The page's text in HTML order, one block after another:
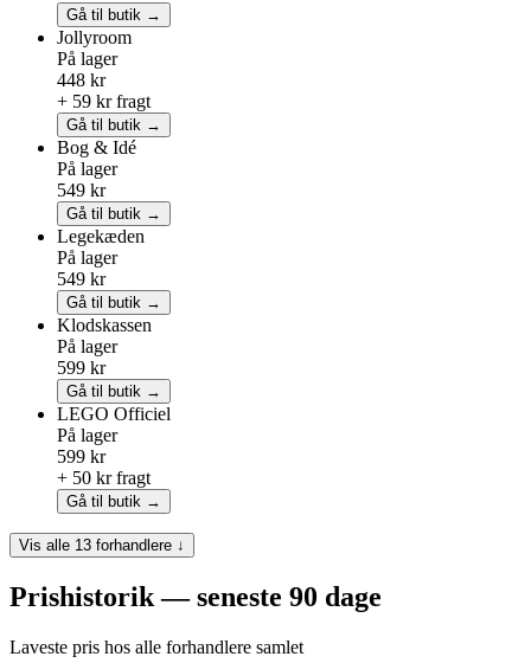
Gå til butik →
Jollyroom
På lager
448 kr
+ 59 kr fragt
Gå til butik →
Bog & Idé
På lager
549 kr
Gå til butik →
Legekæden
På lager
549 kr
Gå til butik →
Klodskassen
På lager
599 kr
Gå til butik →
LEGO Officiel
På lager
599 kr
+ 50 kr fragt
Gå til butik →
Vis alle 13 forhandlere ↓
Prishistorik — seneste 90 dage
Laveste pris hos alle forhandlere samlet